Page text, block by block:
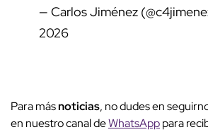
— Carlos Jiménez
2026
Para másnoticias, no dudes en
en nuestro canal deWhatsApppara